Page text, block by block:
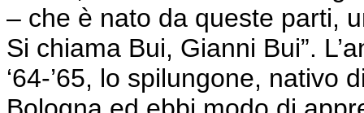
– che è nato da queste parti,
Si chiama Bui, Gianni Bui”.
‘64-’65, lo spilungone, nativo